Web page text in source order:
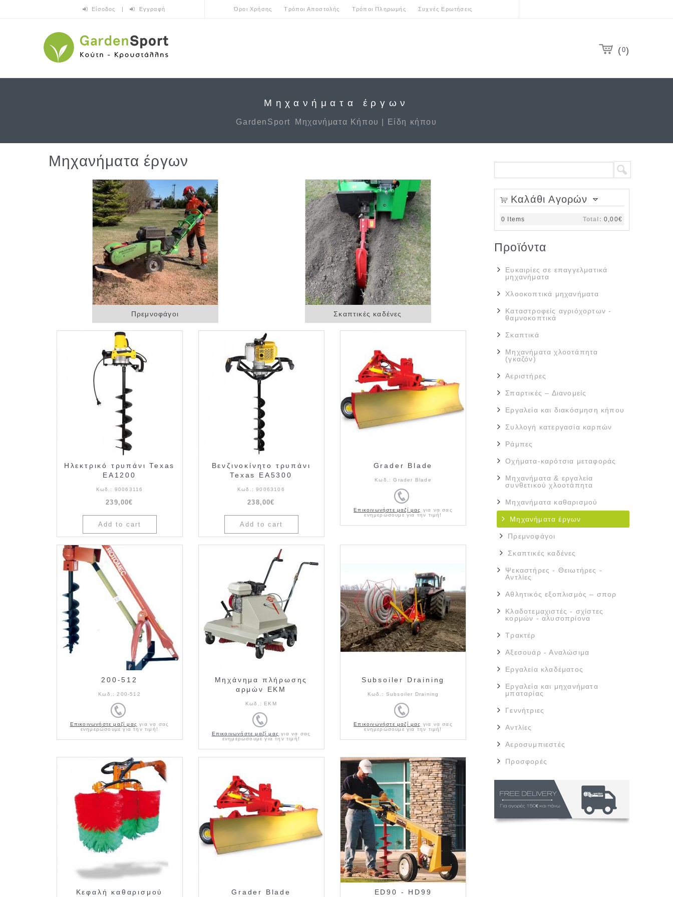
Είσοδος | Εγγραφή Όροι Χρήσης Τρόποι Αποστολής Τρόποι Πληρωμής Συχνές Ερωτήσεις
0
Μηχανήματα έργων
GardenSport Μηχανήματα Κήπου | Είδη κήπου
Μηχανήματα έργων
Πρεμνοφάγοι Σκαπτικές καδένες
Ηλεκτρικό τρυπάνι Texas
EA1200
Κωδ.: 90063116
239,00€
Βενζινοκίνητο τρυπάνι
Texas EA5300
Κωδ.: 90063106
238,00€
Grader Blade
Κωδ.: Grader Blade
Επικοινωνήστε μαζί μας για να σας
ενημερώσουμε για την τιμή!
200-512
Κωδ.: 200-512
Επικοινωνήστε μαζί μας για να σας
ενημερώσουμε για την τιμή!
Μηχάνημα πλήρωσης
αρμών ΕΚΜ
Κωδ.: EKM
Επικοινωνήστε μαζί μας για να σας
ενημερώσουμε για την τιμή!
Subsoiler Draining
Κωδ.: Subsoiler Draining
Επικοινωνήστε μαζί μας για να σας
ενημερώσουμε για την τιμή!
Κεφαλή καθαρισμού Grader Blade ED90 - HD99
Καλάθι Αγορών
0 Items Total: 0,00€
Προϊόντα
Ευκαιρίες σε επαγγελματικά
μηχανήματα
Χλοοκοπτικά μηχανήματα
Καταστροφείς αγριόχορτων -
θαμνοκοπτικά
Σκαπτικά
Μηχανήματα χλοοτάπητα
(γκαζόν)
Αεριστήρες
Σπαρτικές – Διανομείς
Εργαλεία και διακόσμηση κήπου
Συλλογή κατεργασία καρπών
Ράμπες
Οχήματα-καρότσια μεταφοράς
Μηχανήματα & εργαλεία
συνθετικού χλοοτάπητα
Μηχανήματα καθαρισμού
Μηχανήματα έργων
Πρεμνοφάγοι
Σκαπτικές καδένες
Ψεκαστήρες - Θειωτήρες -
Αντλίες
Αθλητικός εξοπλισμός – σπορ
Κλαδοτεμαχιστές - σχίστες
κορμών - αλυσοπρίονα
Τρακτέρ
Αξεσουάρ - Αναλώσιμα
Εργαλεία κλαδέματος
Εργαλεία και μηχανήματα
μπαταρίας
Γεννήτριες
Αντλίες
Αεροσυμπιεστές
Προσφορές